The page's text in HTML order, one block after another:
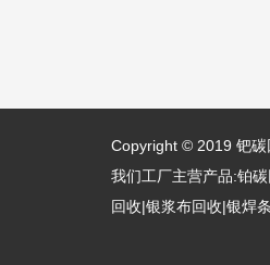
Copyright © 2019 钯碳
我们工厂主营产品:铂
回收|银浆布回收|银焊